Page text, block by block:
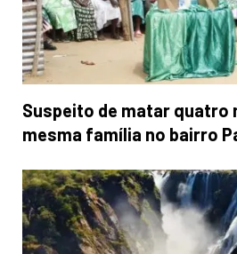
Suspeito de matar quatro
mesma família no bairro